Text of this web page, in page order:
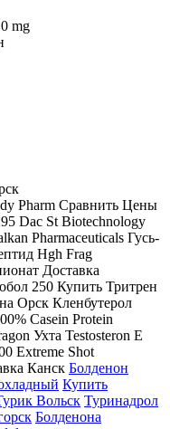
mg
Pharm Сравнить Цены
Dac St Biotechnology
Pharmaceuticals Гусь-
Hgh Frag
Доставка
250 Купить Тритрен
Орск Кленбутерол
Casein Protein
Ухта Testosteron E
Extreme Shot
Канск Болденон
Купить
Вольск Туринадрол
Болденона